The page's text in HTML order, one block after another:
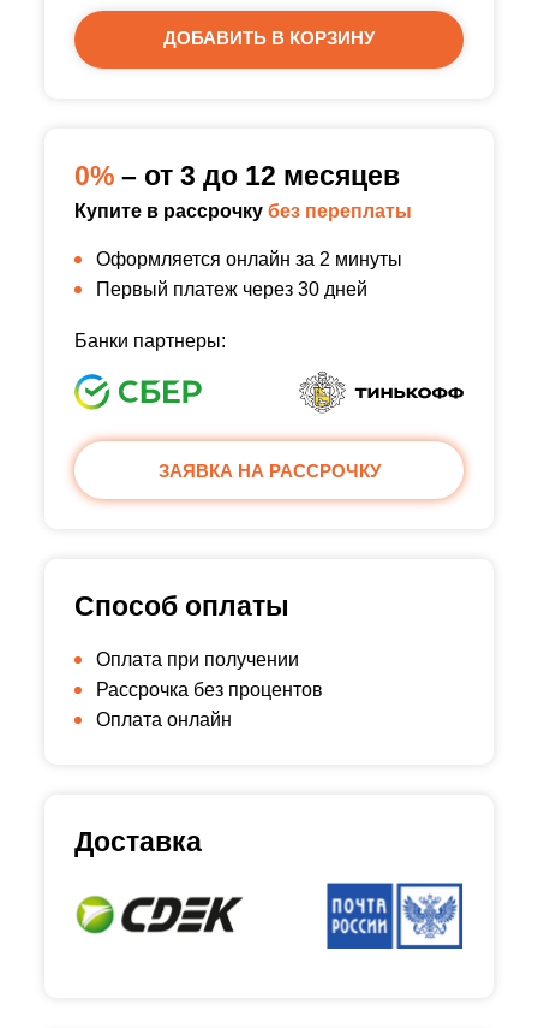
ДОБАВИТЬ В КОРЗИНУ
0% – от 3 до 12 месяцев
Купите в рассрочку без переплаты
Оформляется онлайн за 2 минуты
Первый платеж через 30 дней
Банки партнеры:
ЗАЯВКА НА РАССРОЧКУ
Способ оплаты
Оплата при получении
Рассрочка без процентов
Оплата онлайн
Доставка